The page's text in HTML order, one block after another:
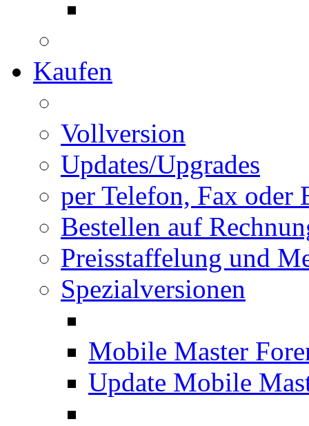
Kaufen
Vollversion
Updates/Upgrades
per Telefon, Fax oder
Bestellen auf
Preisstaffelung und
Spezialversionen
Mobile Master
Update Mobile